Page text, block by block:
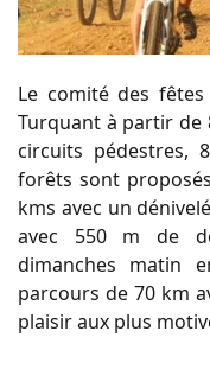
Le comité des
Turquant à partir de
circuits pédestres,
forêts sont
kms avec un
avec 550 m de
dimanches matin
parcours de 70 km
plaisir aux plus